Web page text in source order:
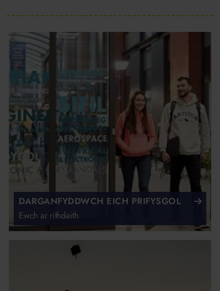
DARGANFYDDWCH EICH PRIFYSGOL
Ewch ar rithdaith